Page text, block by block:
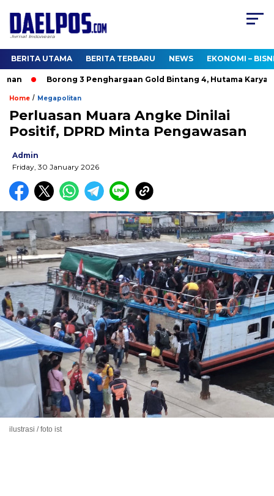
BERITA UTAMA BERITA TERBARU NEWS EKONOMI –
Borong 3 Penghargaan Gold Bintang 4, Hutama Karya
Home / Megapolitan
Perluasan Muara Angke Dinilai
Positif, DPRD Minta Pengawasan
Admin
Friday, 30 January 2026
ilustrasi / foto ist